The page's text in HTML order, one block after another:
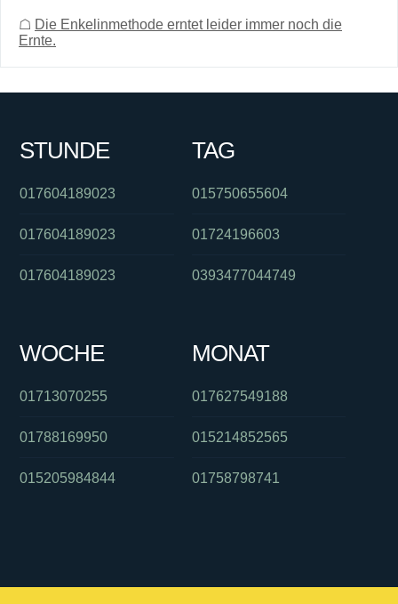
☖ Die Enkelinmethode erntet leider immer noch die
Ernte.
STUNDE
017604189023
017604189023
017604189023
TAG
015750655604
01724196603
0393477044749
WOCHE
01713070255
01788169950
015205984844
MONAT
017627549188
015214852565
01758798741